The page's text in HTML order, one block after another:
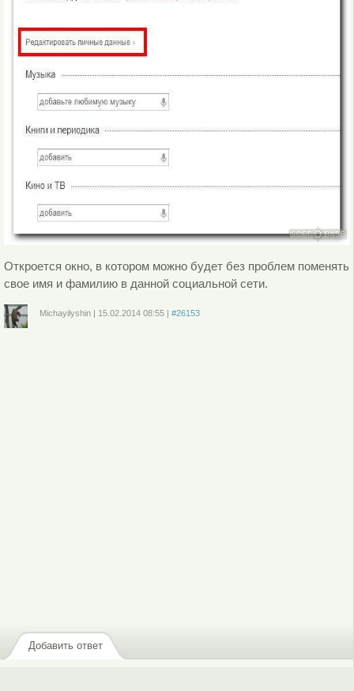
Откроется окно, в котором можно будет без проблем поменять
свое имя и фамилию в данной социальной сети.
Michayilyshin| 15.02.2014 08:55| #26153
Добавить ответ